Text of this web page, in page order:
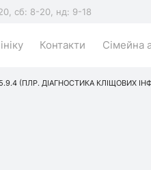
сб: 8-20, нд: 9-18
Контакти Сімейна
(ПЛР. ДІАГНОСТИКА КЛІЩОВИХ